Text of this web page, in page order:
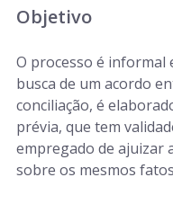
Objetivo
O processo é informal
busca de um acordo
conciliação, é
prévia, que tem
empregado de ajuizar
sobre os mesmos